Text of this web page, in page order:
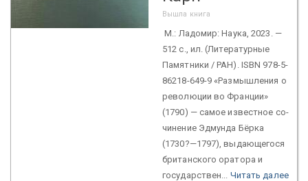
Вышла книга
М.: Ладомир: Наука, 2023. —
512 c., ил. (Литературные
Памятники / РАН). ISBN 978-5-
86218-649-9 «Размышления о
революции во Франции»
(1790) — самое известное со-
чинение Эдмунда Бёрка
(1730?—1797), выдающегося
британского оратора и
государствен... Читать далее